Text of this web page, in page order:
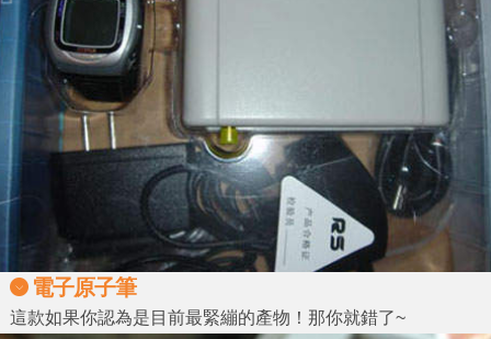
電子原子筆
這款如果你認為是目前最緊繃的產物！那你就錯了~